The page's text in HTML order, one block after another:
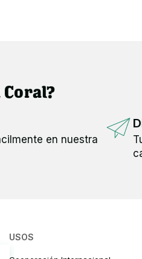
en nuestra
USOS